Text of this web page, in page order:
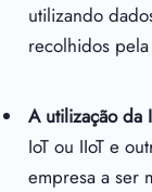
utilizando
recolhidos pela
A utilização da
IoT ou IIoT e
empresa a ser